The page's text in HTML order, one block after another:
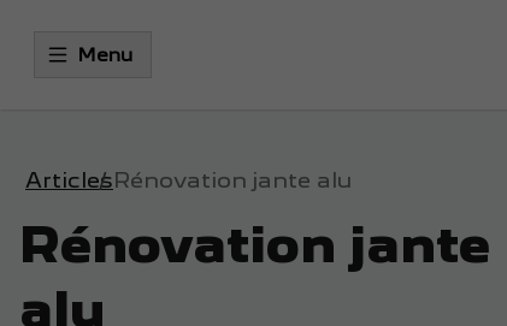
Menu
ArticlesRénovation jante alu
Rénovation jante
alu